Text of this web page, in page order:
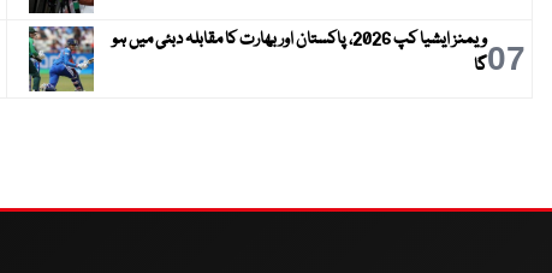
07
ویمنز ایشیا کپ 2026، پاکستان اور بھارت کا مقابلہ دبئی میں ہو
گا